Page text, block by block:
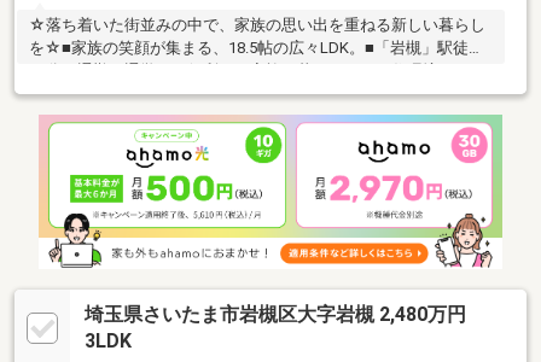
☆落ち着いた街並みの中で、家族の思い出を重ねる新しい暮らし
を☆■家族の笑顔が集まる、18.5帖の広々LDK。■「岩槻」駅徒歩
■2LDK＋約9.5帖＋約9帖のゆとりある洋室で、子どもの成長やラ
イフスタイルの変化にも柔軟に対応。■約29坪の敷地に、ゆとり
のある一戸建て。■家族で過ごす時間を大切にできる、戸建てな
らではの伸びやかな暮らし。■マイホームの夢を、家族のこれか
らを育む住まい。■車を置けるスペースも確保し、毎日の買い物
やお出かけも快適に。
埼玉県さいたま市岩槻区大字岩槻 2,480万円
3LDK